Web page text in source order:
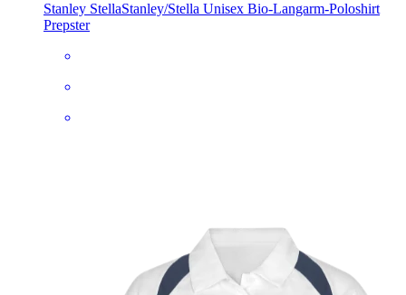
Stanley StellaStanley/Stella Unisex Bio-Langarm-Poloshirt
Prepster